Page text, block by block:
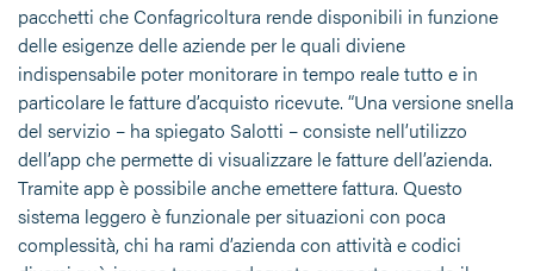
pacchetti che Confagricoltura rende disponibili in funzione
delle esigenze delle aziende per le quali diviene
indispensabile poter monitorare in tempo reale tutto e in
particolare le fatture d’acquisto ricevute. “Una versione snella
del servizio – ha spiegato Salotti – consiste nell’utilizzo
dell’app che permette di visualizzare le fatture dell’azienda.
Tramite app è possibile anche emettere fattura. Questo
sistema leggero è funzionale per situazioni con poca
complessità, chi ha rami d’azienda con attività e codici